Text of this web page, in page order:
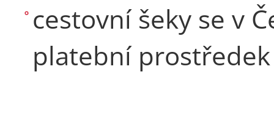
cestovní šeky se v
platební